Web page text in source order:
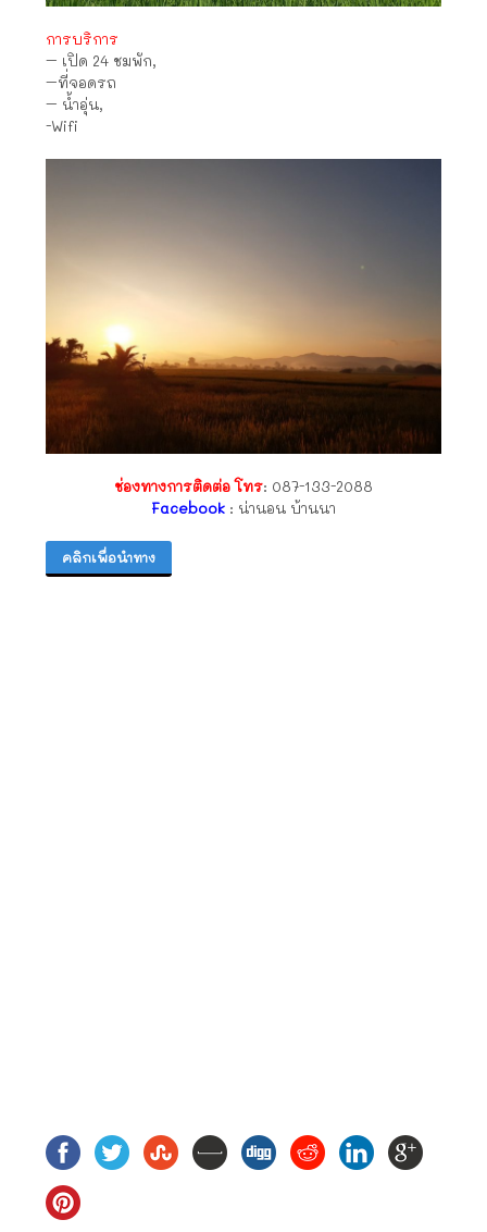
การบริการ
– เปิด 24 ชมพัก,
–ที่จอดรถ
– น้ำอุ่น,
-Wifi
ช่องทางการติดต่อ โทร: 087-133-2088
Facebook : น่านอน บ้านนา
คลิกเพื่อนำทาง